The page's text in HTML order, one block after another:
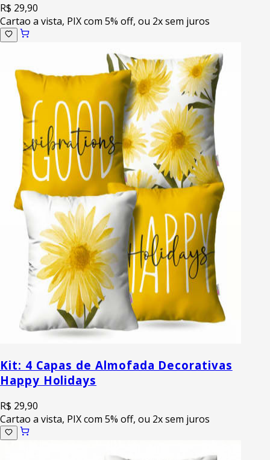
R$ 29,90
Cartao a vista, PIX com 5% off, ou 2x sem juros
Kit: 4 Capas de Almofada Decorativas
Happy Holidays
R$ 29,90
Cartao a vista, PIX com 5% off, ou 2x sem juros